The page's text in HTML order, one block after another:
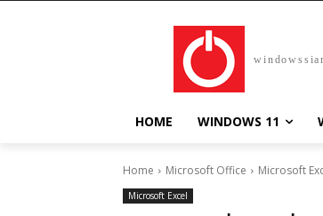
HOME WINDOWS 11
Home Microsoft Office Microsoft
Microsoft Excel